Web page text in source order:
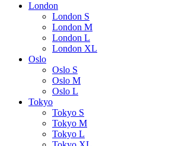
London
London S
London M
London L
London XL
Oslo
Oslo S
Oslo M
Oslo L
Tokyo
Tokyo S
Tokyo M
Tokyo L